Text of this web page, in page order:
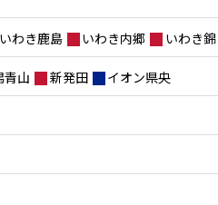
いわき鹿島 いわき内郷 いわき錦
青山 新発田 イオン県央